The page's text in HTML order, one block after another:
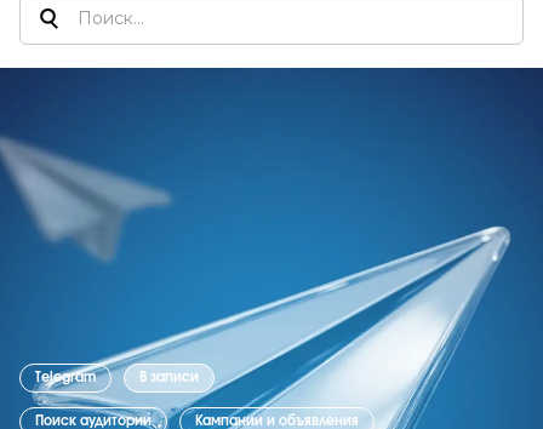
Telegram В записи
Поиск аудитории Кампании и объявления